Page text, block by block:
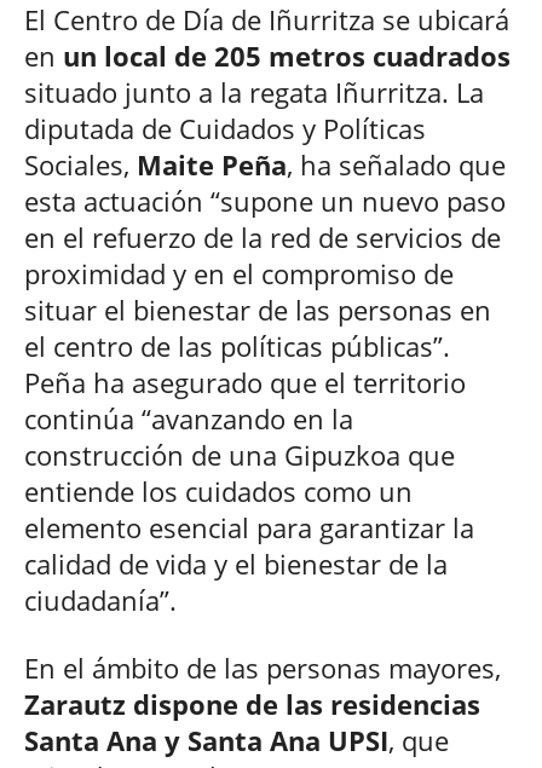
El Centro de Día de Iñurritza se ubicará
en un local de 205 metros cuadrados
situado junto a la regata Iñurritza. La
diputada de Cuidados y Políticas
Sociales, Maite Peña, ha señalado que
esta actuación “supone un nuevo paso
en el refuerzo de la red de servicios de
proximidad y en el compromiso de
situar el bienestar de las personas en
el centro de las políticas públicas”.
Peña ha asegurado que el territorio
continúa “avanzando en la
construcción de una Gipuzkoa que
entiende los cuidados como un
elemento esencial para garantizar la
calidad de vida y el bienestar de la
ciudadanía”.
En el ámbito de las personas mayores,
Zarautz dispone de las residencias
Santa Ana y Santa Ana UPSI, que